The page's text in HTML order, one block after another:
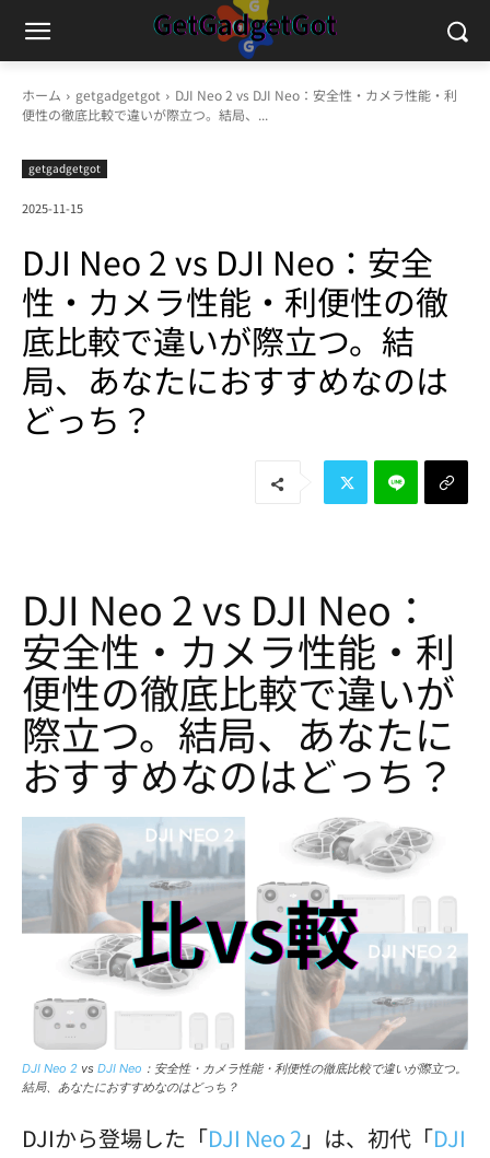
ホーム getgadgetgot
DJI Neo 2 vs DJI Neo：安全性・カメラ性能・利
便性の徹底比較で違いが際立つ。結局、...
getgadgetgot
2025-11-15
DJI Neo 2 vs DJI Neo：安全
性・カメラ性能・利便性の徹
底比較で違いが際立つ。結
局、あなたにおすすめなのは
どっち？
DJI Neo 2 vs DJI Neo：
安全性・カメラ性能・利
便性の徹底比較で違いが
際立つ。結局、あなたに
おすすめなのはどっち？
DJI Neo 2 vs DJI Neo ：安全性・カメラ性能・利便性の徹底比較で違いが際立つ。
結局、あなたにおすすめなのはどっち？
DJIから登場した「DJI Neo 2 」は、初代「DJI